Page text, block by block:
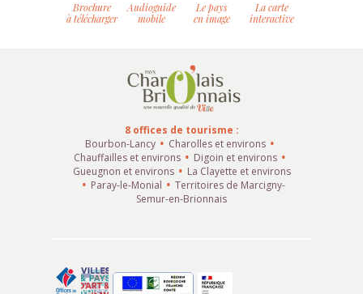
Brochure
à télécharger
Audioguide
mobile
Le pays
en image
La carte
interactive
8 offices de tourisme :
Bourbon-Lancy
Charolles et environs
Chauffailles et environs
Digoin et environs
Gueugnon et environs
La Clayette et environs
Paray-le-Monial
Territoires de Marcigny-
Semur-en-Brionnais